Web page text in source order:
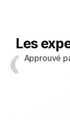
Les
Approuvé